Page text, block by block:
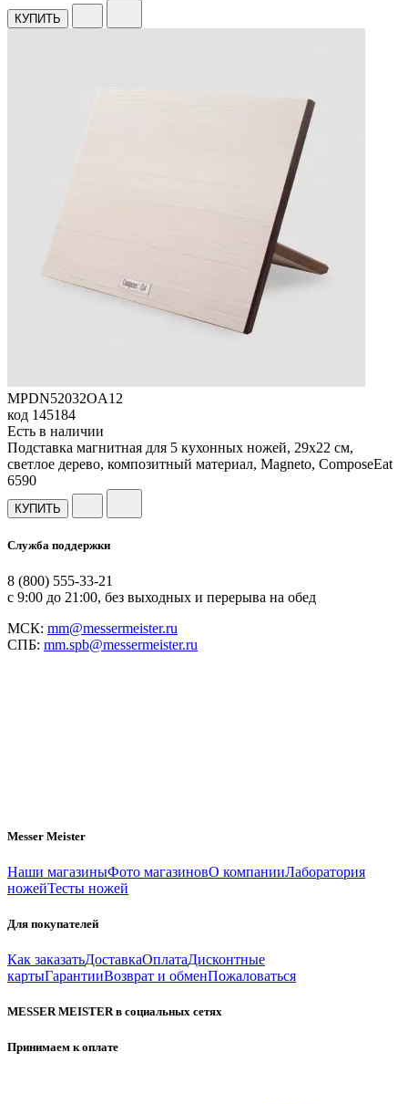
КУПИТЬ
MPDN52032OA12
код 145184
Есть в наличии
Подставка магнитная для 5 кухонных ножей, 29х22 см,
светлое дерево, композитный материал, Magneto, ComposeEat
6590
КУПИТЬ
Служба поддержки
8 (800) 555-33-21
с 9:00 до 21:00, без выходных и перерыва на обед
МСК: mm@messermeister.ru
СПБ: mm.spb@messermeister.ru
Messer Meister
Наши магазиныФото магазиновО компанииЛаборатория
ножейТесты ножей
Для покупателей
Как заказатьДоставкаОплатаДисконтные
картыГарантииВозврат и обменПожаловаться
MESSER MEISTER в социальных сетях
Принимаем к оплате